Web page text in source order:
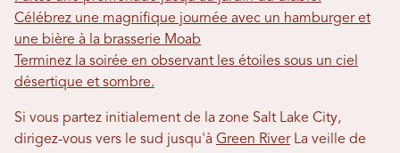
Célébrez une magnifique journée avec un hamburger et
une bière à la brasserie Moab
Terminez la soirée en observant les étoiles sous un ciel
désertique et sombre.
Si vous partez initialement de la zone Salt Lake City,
dirigez-vous vers le sud jusqu'à Green RiverLa veille de